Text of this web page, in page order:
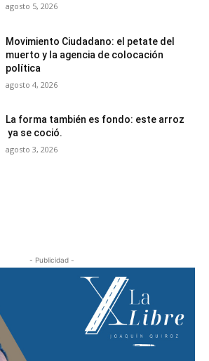
agosto 5, 2026
Movimiento Ciudadano: el petate del
muerto y la agencia de colocación
política
agosto 4, 2026
La forma también es fondo: este arroz
ya se coció.
agosto 3, 2026
- Publicidad -